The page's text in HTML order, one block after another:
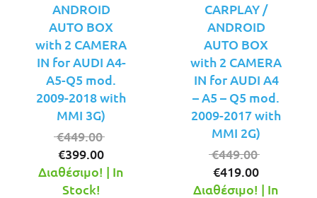
ANDROID
AUTO BOX
with 2 CAMERA
IN for AUDI A4-
A5-Q5 mod.
2009-2018 with
MMI 3G)
€449.00
was:
€399.00
τρέχουσα
Διαθέσιμο! | In
Stock!
CARPLAY /
ANDROID
AUTO BOX
with 2 CAMERA
IN for AUDI A4
– A5 – Q5 mod.
2009-2017 with
MMI 2G)
€449.00
was:
€419.00
τρέχουσα
Διαθέσιμο! | In